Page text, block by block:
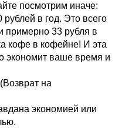
посмотрим иначе:
в год. Это всего
примерно 33 рубля в
кофе в кофейне! И эта
экономит ваше время и
на
экономией или